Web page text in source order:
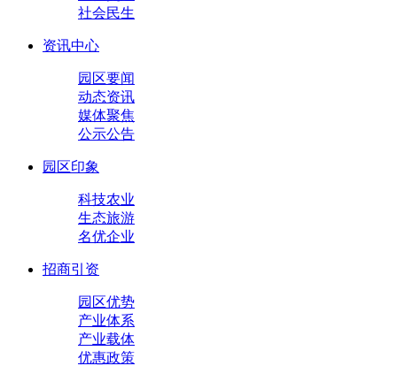
社会民生
资讯中心
园区要闻
动态资讯
媒体聚焦
公示公告
园区印象
科技农业
生态旅游
名优企业
招商引资
园区优势
产业体系
产业载体
优惠政策